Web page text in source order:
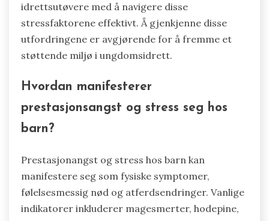
idrettsutøvere med å navigere disse
stressfaktorene effektivt. Å gjenkjenne disse
utfordringene er avgjørende for å fremme et
støttende miljø i ungdomsidrett.
Hvordan manifesterer
prestasjonsangst og stress seg hos
barn?
Prestasjonangst og stress hos barn kan
manifestere seg som fysiske symptomer,
følelsesmessig nød og atferdsendringer. Vanlige
indikatorer inkluderer magesmerter, hodepine,